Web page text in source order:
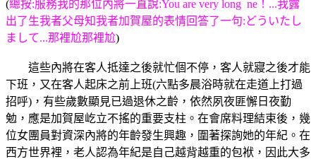
(總按:服務我的那位內將一直說:You are very long ne！...我露
出了生我者父母知我者加賀屋的表情回答了一句:どういたし
まして...那裡尬那裡尬)
這些內將在客人抵達之後就忙個不停，客人就寢之後才能
下班，又在客人起床之前上班(六點多晨浴時就在走道上打過
招呼)，有些歲數顯見已過退休之齡，依然夙夜匪懈日夜勤
勉，應是加賀屋屹立不搖的重要支柱。在會席料理結束後，幾
位女團員對資深內將的年齡發生興趣，圍著探詢她的年紀。在
西方世界裡，老人認為年紀是自己越背越重的包袱，因此大多